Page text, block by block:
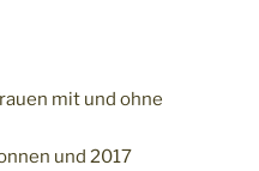
mit und ohne
und 2017